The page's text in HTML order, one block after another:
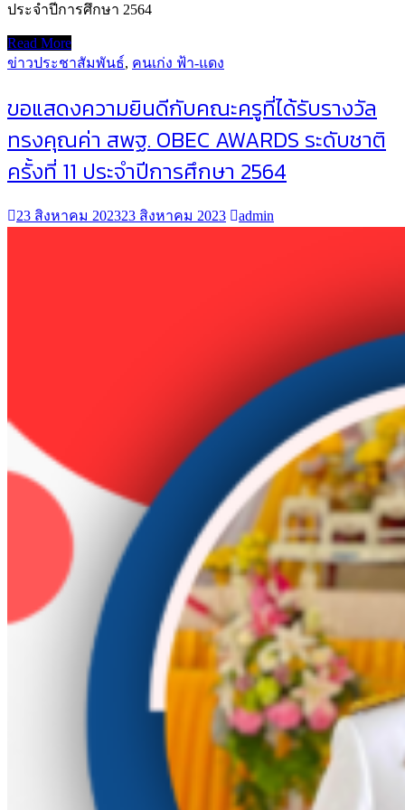
ประจำปีการศึกษา 2564
Read More
ข่าวประชาสัมพันธ์, คนเก่ง ฟ้า-แดง
ขอแสดงความยินดีกับคณะครูที่ได้รับรางวัล
ทรงคุณค่า สพฐ. OBEC AWARDS ระดับชาติ
ครั้งที่ 11 ประจำปีการศึกษา 2564
23 สิงหาคม 202323 สิงหาคม 2023 admin